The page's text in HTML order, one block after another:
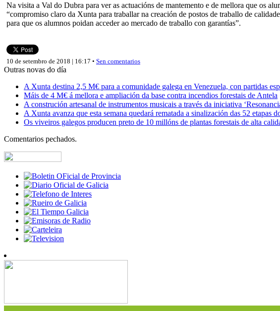
Na visita a Val do Dubra para ver as actuacións de mantemento e de mellora que os
“compromiso claro da Xunta para traballar na creación de postos de traballo de
para que os alumnos poidan acceder ao mercado de traballo con garantías”.
10 de setembro de 2018 | 16:17 • Sen comentarios
Outras novas do día
A Xunta destina 2,5 M€ para a comunidade galega en Venezuela, con partidas
Máis de 4 M€ á mellora e ampliación da base contra incendios forestais de Antela
A construción artesanal de instrumentos musicais a través da iniciativa
A Xunta avanza que esta semana quedará rematada a sinalización das 52 etapas
Os viveiros galegos producen preto de 10 millóns de plantas forestais de alta
Comentarios pechados.